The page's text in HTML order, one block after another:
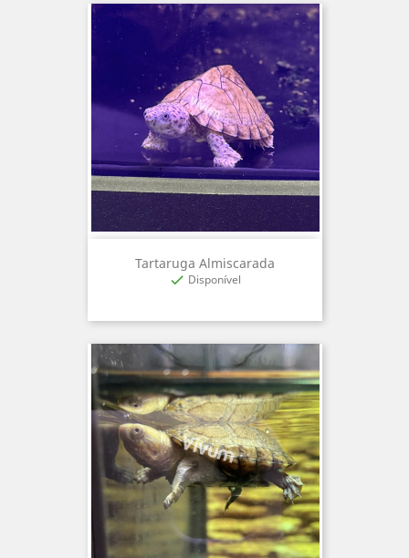
Tartaruga Almiscarada
 Disponível